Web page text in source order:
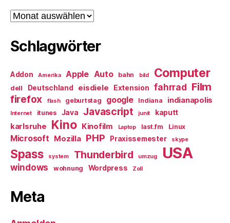
Archiv
Schlagwörter
Addon Amerika Apple Auto bahn bild Computer
dell Deutschland eisdiele Extension fahrrad Film
firefox flash geburtstag google Indiana indianapolis
Internet itunes Java Javascript junit kaputt
karlsruhe Kino Kinofilm Laptop last.fm Linux
Microsoft Mozilla PHP Praxissemester skype
Spass system Thunderbird umzug USA
windows wohnung Wordpress Zoll
Meta